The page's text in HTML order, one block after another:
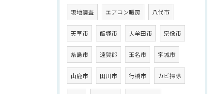
現地調査 エアコン暖房 八代市
天草市 飯塚市 大牟田市 宗像市
糸島市 遠賀郡 玉名市 宇城市
山鹿市 田川市 行橋市 カビ掃除